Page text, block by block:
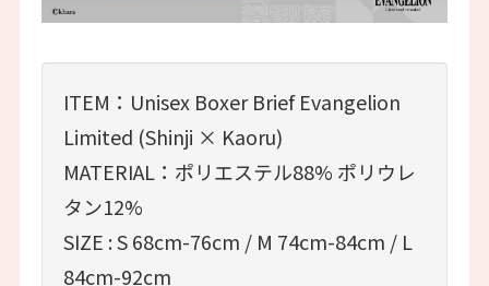
ITEM：Unisex Boxer Brief Evangelion
Limited (Shinji × Kaoru)
MATERIAL：ポリエステル88% ポリウレ
タン12%
SIZE : S 68cm-76cm / M 74cm-84cm / L
84cm-92cm